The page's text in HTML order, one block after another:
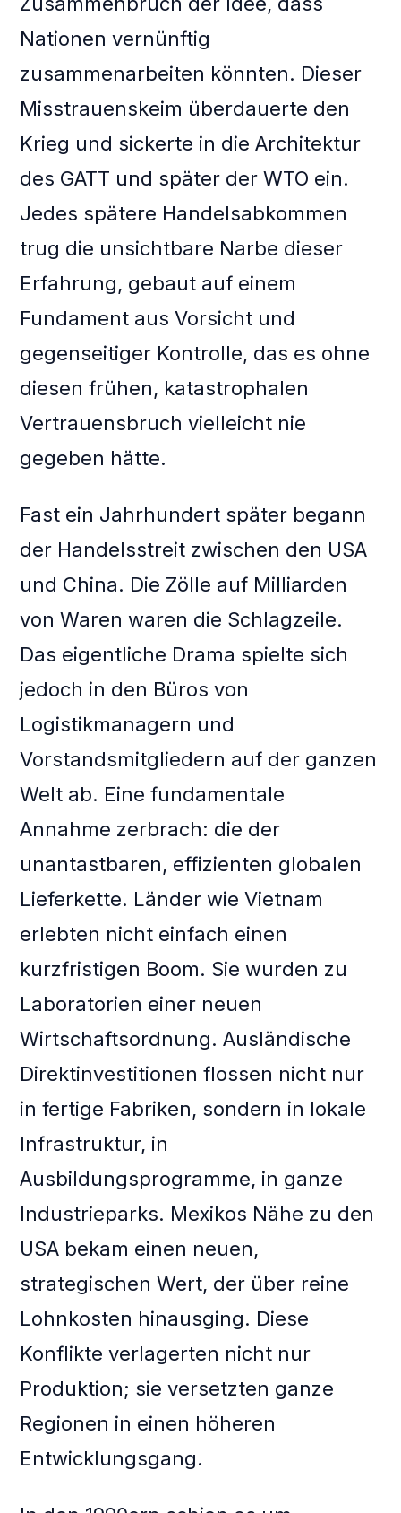
Nationen vernünftig
zusammenarbeiten könnten. Dieser
Misstrauenskeim überdauerte den
Krieg und sickerte in die Architektur
des GATT und später der WTO ein.
Jedes spätere Handelsabkommen
trug die unsichtbare Narbe dieser
Erfahrung, gebaut auf einem
Fundament aus Vorsicht und
gegenseitiger Kontrolle, das es ohne
diesen frühen, katastrophalen
Vertrauensbruch vielleicht nie
gegeben hätte.
Fast ein Jahrhundert später begann
der Handelsstreit zwischen den USA
und China. Die Zölle auf Milliarden
von Waren waren die Schlagzeile.
Das eigentliche Drama spielte sich
jedoch in den Büros von
Logistikmanagern und
Vorstandsmitgliedern auf der ganzen
Welt ab. Eine fundamentale
Annahme zerbrach: die der
unantastbaren, effizienten globalen
Lieferkette. Länder wie Vietnam
erlebten nicht einfach einen
kurzfristigen Boom. Sie wurden zu
Laboratorien einer neuen
Wirtschaftsordnung. Ausländische
Direktinvestitionen flossen nicht nur
in fertige Fabriken, sondern in lokale
Infrastruktur, in
Ausbildungsprogramme, in ganze
Industrieparks. Mexikos Nähe zu den
USA bekam einen neuen,
strategischen Wert, der über reine
Lohnkosten hinausging. Diese
Konflikte verlagerten nicht nur
Produktion; sie versetzten ganze
Regionen in einen höheren
Entwicklungsgang.